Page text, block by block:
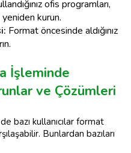
ofis programları,
yeniden kurun.
Format öncesinde aldığınız
İşleminde
ve Çözümleri
bazı kullanıcılar format
Bunlardan bazıları